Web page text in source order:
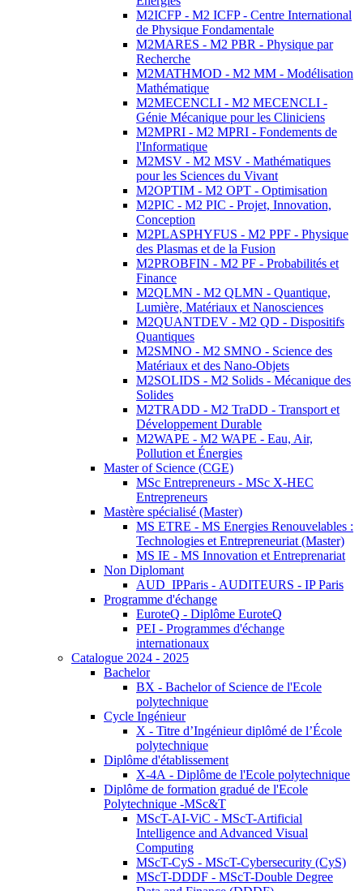
M2ICFP - M2 ICFP - Centre International
de Physique Fondamentale
M2MARES - M2 PBR - Physique par
Recherche
M2MATHMOD - M2 MM - Modélisation
Mathématique
M2MECENCLI - M2 MECENCLI -
Génie Mécanique pour les Cliniciens
M2MPRI - M2 MPRI - Fondements de
l'Informatique
M2MSV - M2 MSV - Mathématiques
pour les Sciences du Vivant
M2OPTIM - M2 OPT - Optimisation
M2PIC - M2 PIC - Projet, Innovation,
Conception
M2PLASPHYFUS - M2 PPF - Physique
des Plasmas et de la Fusion
M2PROBFIN - M2 PF - Probabilités et
Finance
M2QLMN - M2 QLMN - Quantique,
Lumière, Matériaux et Nanosciences
M2QUANTDEV - M2 QD - Dispositifs
Quantiques
M2SMNO - M2 SMNO - Science des
Matériaux et des Nano-Objets
M2SOLIDS - M2 Solids - Mécanique des
Solides
M2TRADD - M2 TraDD - Transport et
Développement Durable
M2WAPE - M2 WAPE - Eau, Air,
Pollution et Énergies
Master of Science (CGE)
MSc Entrepreneurs - MSc X-HEC
Entrepreneurs
Mastère spécialisé (Master)
MS ETRE - MS Energies Renouvelables :
Technologies et Entrepreneuriat (Master)
MS IE - MS Innovation et Entreprenariat
Non Diplomant
AUD_IPParis - AUDITEURS - IP Paris
Programme d'échange
EuroteQ - Diplôme EuroteQ
PEI - Programmes d'échange
internationaux
Catalogue 2024 - 2025
Bachelor
BX - Bachelor of Science de l'Ecole
polytechnique
Cycle Ingénieur
X - Titre d’Ingénieur diplômé de l’École
polytechnique
Diplôme d'établissement
X-4A - Diplôme de l'Ecole polytechnique
Diplôme de formation gradué de l'Ecole
Polytechnique -MSc&T
MScT-AI-ViC - MScT-Artificial
Intelligence and Advanced Visual
Computing
MScT-CyS - MScT-Cybersecurity (CyS)
MScT-DDDF - MScT-Double Degree